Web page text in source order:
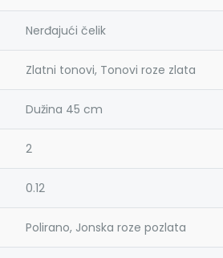
Nerđajući čelik
Zlatni tonovi, Tonovi roze zlata
Dužina 45 cm
2
0.12
Polirano, Jonska roze pozlata